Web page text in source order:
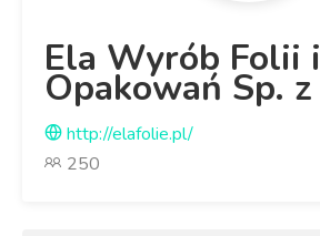
Ela Wyrób Folii i
Opakowań Sp. z
http://elafolie.pl/
250